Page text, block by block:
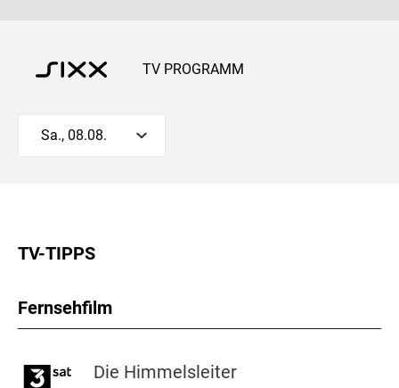
TV PROGRAMM
Sa., 08.08.
TV-TIPPS
Fernsehfilm
Die Himmelsleiter